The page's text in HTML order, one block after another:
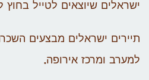
ישראלים שיוצאים לטייל בחוץ
תיירים ישראלים מבצעים
למערב ומרכז אירופה.